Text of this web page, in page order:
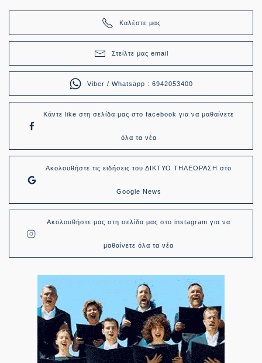
Καλέστε μας
Στείλτε μας email
Viber / Whatsapp : 6942053400
Κάντε like στη σελίδα μας στο facebook για να μαθαίνετε
όλα τα νέα
Ακολουθήστε τις ειδήσεις του ΔΙΚΤΥΟ ΤΗΛΕΟΡΑΣΗ στο
Google News
Ακολουθήστε μας στη σελίδα μας στο instagram για να
μαθαίνετε όλα τα νέα